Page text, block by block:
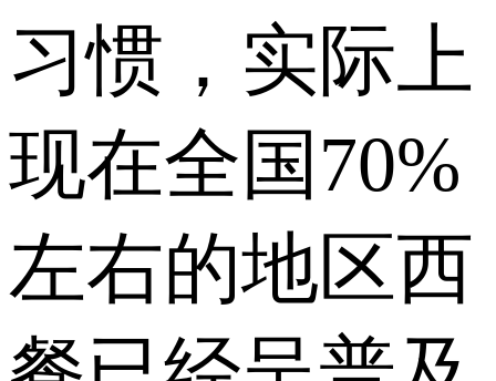
习惯，实际上
现在全国70%
左右的地区西